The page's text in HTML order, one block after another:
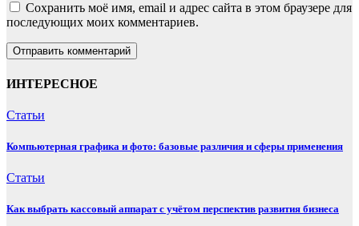
Сохранить моё имя, email и адрес сайта в этом браузере для
последующих моих комментариев.
ИНТЕРЕСНОЕ
Статьи
Компьютерная графика и фото: базовые различия и сферы применения
Статьи
Как выбрать кассовый аппарат с учётом перспектив развития бизнеса